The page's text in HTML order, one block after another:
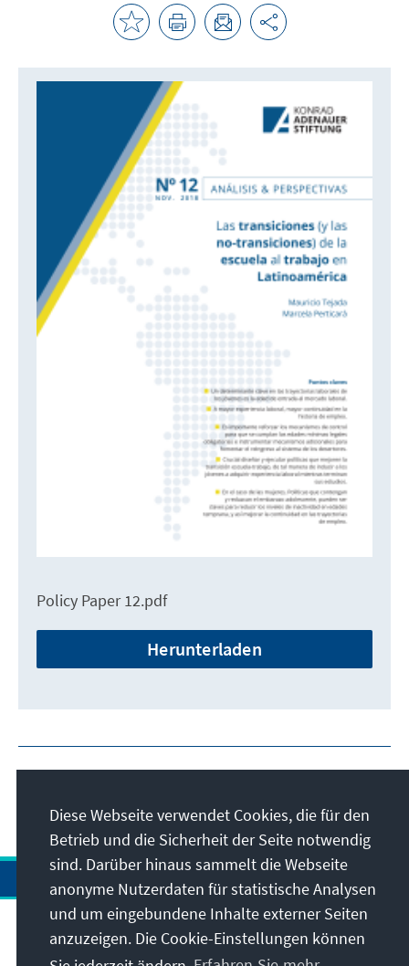
Policy Paper 12.pdf
Herunterladen
Anschrift
Diese Webseite verwendet Cookies, die für den
Betrieb und die Sicherheit der Seite notwendig
sind. Darüber hinaus sammelt die Webseite
anonyme Nutzerdaten für statistische Analysen
und um eingebundene Inhalte externer Seiten
anzuzeigen. Die Cookie-Einstellungen können